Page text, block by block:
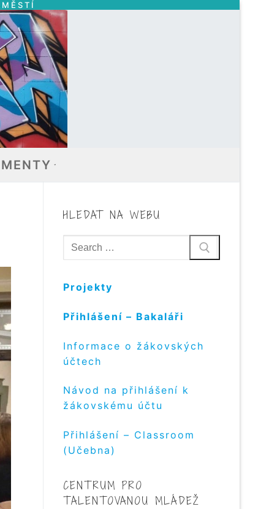
HLEDAT NA WEBU
Hledat:
Projekty
Přihlášení – Bakaláři
Informace o žákovských
účtech
Návod na přihlášení k
žákovskému účtu
Přihlášení – Classroom
(Učebna)
CENTRUM PRO
TALENTOVANOU MLÁDEŽ